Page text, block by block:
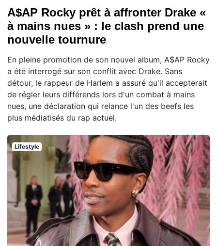
A$AP Rocky prêt à affronter Drake «
à mains nues » : le clash prend une
nouvelle tournure
En pleine promotion de son nouvel album, A$AP Rocky
a été interrogé sur son conflit avec Drake. Sans
détour, le rappeur de Harlem a assuré qu'il accepterait
de régler leurs différends lors d'un combat à mains
nues, une déclaration qui relance l'un des beefs les
plus médiatisés du rap actuel.
Lifestyle